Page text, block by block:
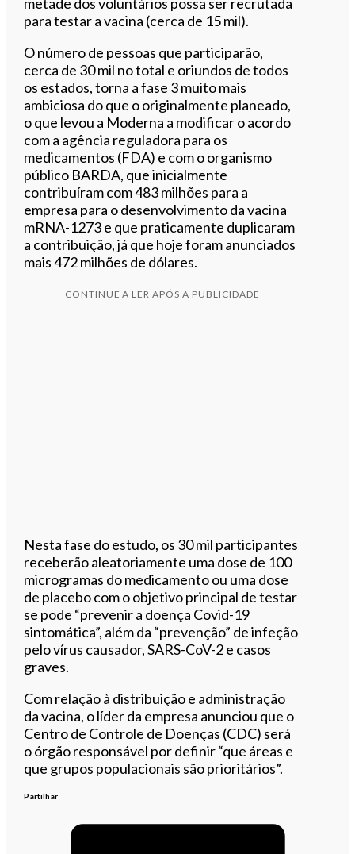
para testar a vacina (cerca de 15 mil).
O número de pessoas que participarão,
cerca de 30 mil no total e oriundos de todos
os estados, torna a fase 3 muito mais
ambiciosa do que o originalmente planeado,
o que levou a Moderna a modificar o acordo
com a agência reguladora para os
medicamentos (FDA) e com o organismo
público BARDA, que inicialmente
contribuíram com 483 milhões para a
empresa para o desenvolvimento da vacina
mRNA-1273 e que praticamente duplicaram
a contribuição, já que hoje foram anunciados
mais 472 milhões de dólares.
CONTINUE A LER APÓS A PUBLICIDADE
Nesta fase do estudo, os 30 mil participantes
receberão aleatoriamente uma dose de 100
microgramas do medicamento ou uma dose
de placebo com o objetivo principal de testar
se pode “prevenir a doença Covid-19
sintomática”, além da “prevenção” de infeção
pelo vírus causador, SARS-CoV-2 e casos
graves.
Com relação à distribuição e administração
da vacina, o líder da empresa anunciou que o
Centro de Controle de Doenças (CDC) será
o órgão responsável por definir “que áreas e
que grupos populacionais são prioritários”.
Partilhar